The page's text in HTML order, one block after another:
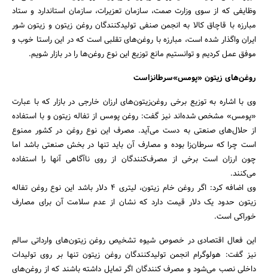
جستجو
وظایفی که از سوی وزارت صمت، سازمان تعزیرات، سازمان استاندارد و ستاد
مبارزه با قاچاق کالا به انجمن صنفی تولیدکنندگان روغن زیتون و زیتون شور
ایران واگذار شده است، مبارزه با روغن‌های تقلبی است که در این راستا خوب و
موفق عمل کردیم و توانستیم مانع توزیع این نوع روغن‌ها را در بازار شویم.
روغن‌های زیتون «پومس»سرطانزاست
وی با اشاره به توزیع برخی روغن‌زیتون‌های ارزان خارجی در بازار که با عبارت
«پومس» مشخص شده‌اند نیز گفت: روغن پومس از تفاله زیتون و با استفاده
از حلال‌های صنعتی به دست می‌آید. مصرف این نوع روغن در کشور ممنوع
است چرا که سرطان‌زا بوده و مصارف آن باید تنها در بخش صنعتی باشد اما
چون ارزان است برخی از مصرف‌کنندگان از روی ناآگاهی آنها را استفاده
می‌کنند.
وی اضافه کرد: اگر روغن خام زیتون، لیتری 4 دلار باشد این نوع روغن تفاله
زیتون حدود یک دلار قیمت دارد که نشان از عدم سلامت آن برای مصارف
خوراکی است.
این فعال اقتصادی در خصوص شیوه تشخیص روغن زیتون‌های وارداتی سالم
نیز گفت: هولوگرام انجمن تولیدکنندگان روغن زیتون تنها بر روی تولیدات
داخلی نصب می‌شود و مصرف کنندگان اگر تمایل داشته باشند که از روغن‌های